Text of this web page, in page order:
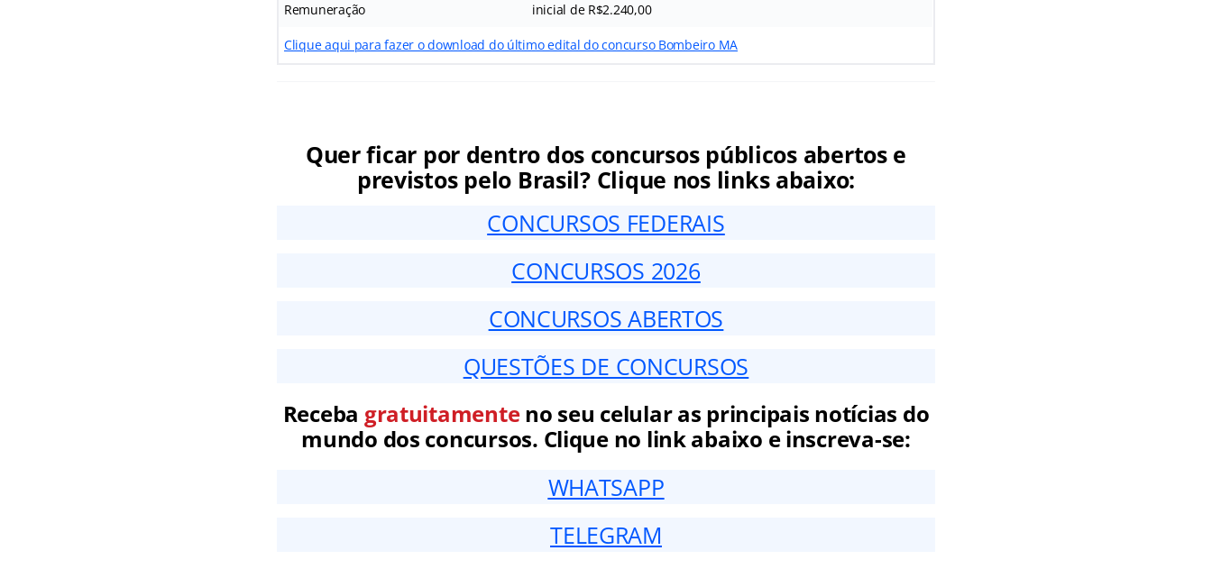
Remuneração inicial de R$2.240,00
Clique aqui para fazer o download do último edital do concurso Bombeiro MA
Quer ficar por dentro dos concursos públicos abertos e
previstos pelo Brasil? Clique nos links abaixo:
CONCURSOS FEDERAIS
CONCURSOS 2026
CONCURSOS ABERTOS
QUESTÕES DE CONCURSOS
Receba gratuitamenteno seu celular as principais notícias do
mundo dos concursos. Clique no link abaixo e inscreva-se:
WHATSAPP
TELEGRAM